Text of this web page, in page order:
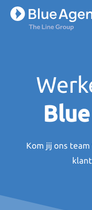
Kom jij ons team